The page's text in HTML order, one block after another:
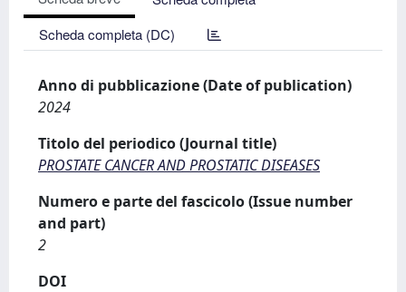
Scheda completa (DC)
Anno di pubblicazione (Date of publication)
2024
Titolo del periodico (Journal title)
PROSTATE CANCER AND PROSTATIC DISEASES
Numero e parte del fascicolo (Issue number
and part)
2
DOI